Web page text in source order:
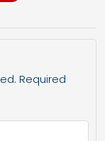
Required